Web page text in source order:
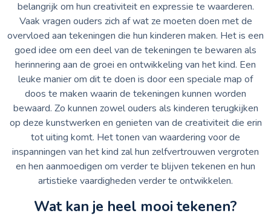
belangrijk om hun creativiteit en expressie te waarderen.
Vaak vragen ouders zich af wat ze moeten doen met de
overvloed aan tekeningen die hun kinderen maken. Het is een
goed idee om een deel van de tekeningen te bewaren als
herinnering aan de groei en ontwikkeling van het kind. Een
leuke manier om dit te doen is door een speciale map of
doos te maken waarin de tekeningen kunnen worden
bewaard. Zo kunnen zowel ouders als kinderen terugkijken
op deze kunstwerken en genieten van de creativiteit die erin
tot uiting komt. Het tonen van waardering voor de
inspanningen van het kind zal hun zelfvertrouwen vergroten
en hen aanmoedigen om verder te blijven tekenen en hun
artistieke vaardigheden verder te ontwikkelen.
Wat kan je heel mooi tekenen?